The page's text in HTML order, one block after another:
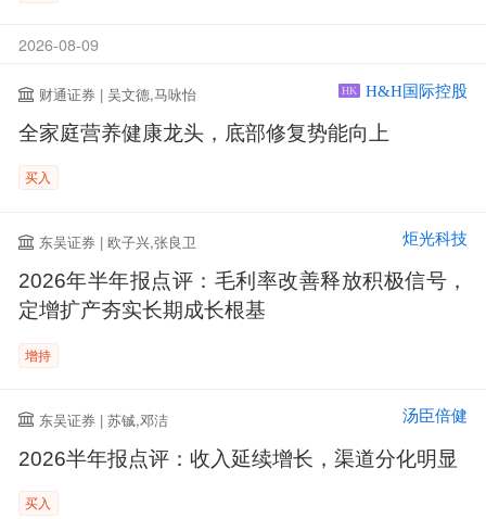
2026-08-09
财通证券 | 吴文德,马咏怡 HK H&H国际控股
全家庭营养健康龙头，底部修复势能向上
买入
东吴证券 | 欧子兴,张良卫 炬光科技
2026年半年报点评：毛利率改善释放积极信号，
定增扩产夯实长期成长根基
增持
东吴证券 | 苏铖,邓洁 汤臣倍健
2026半年报点评：收入延续增长，渠道分化明显
买入